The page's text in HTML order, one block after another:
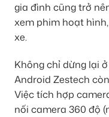
gia đình cũng trở
xem phim hoạt
xe.
Không chỉ dừng lại
Android Zestech
Việc tích hợp
nối camera 360 độ